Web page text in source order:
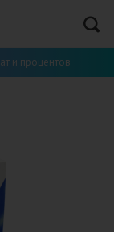
и процентов